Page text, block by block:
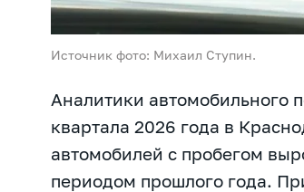
Источник фото: Михаил Ступин.
Аналитики автомобильного
квартала 2026 года в
автомобилей с пробегом
периодом прошлого года.